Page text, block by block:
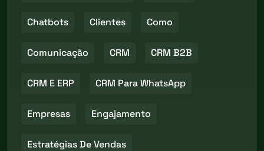
Chatbots Clientes Como
Comunicação CRM CRM B2B
CRM E ERP CRM Para WhatsApp
Empresas Engajamento
Estratégias De Vendas